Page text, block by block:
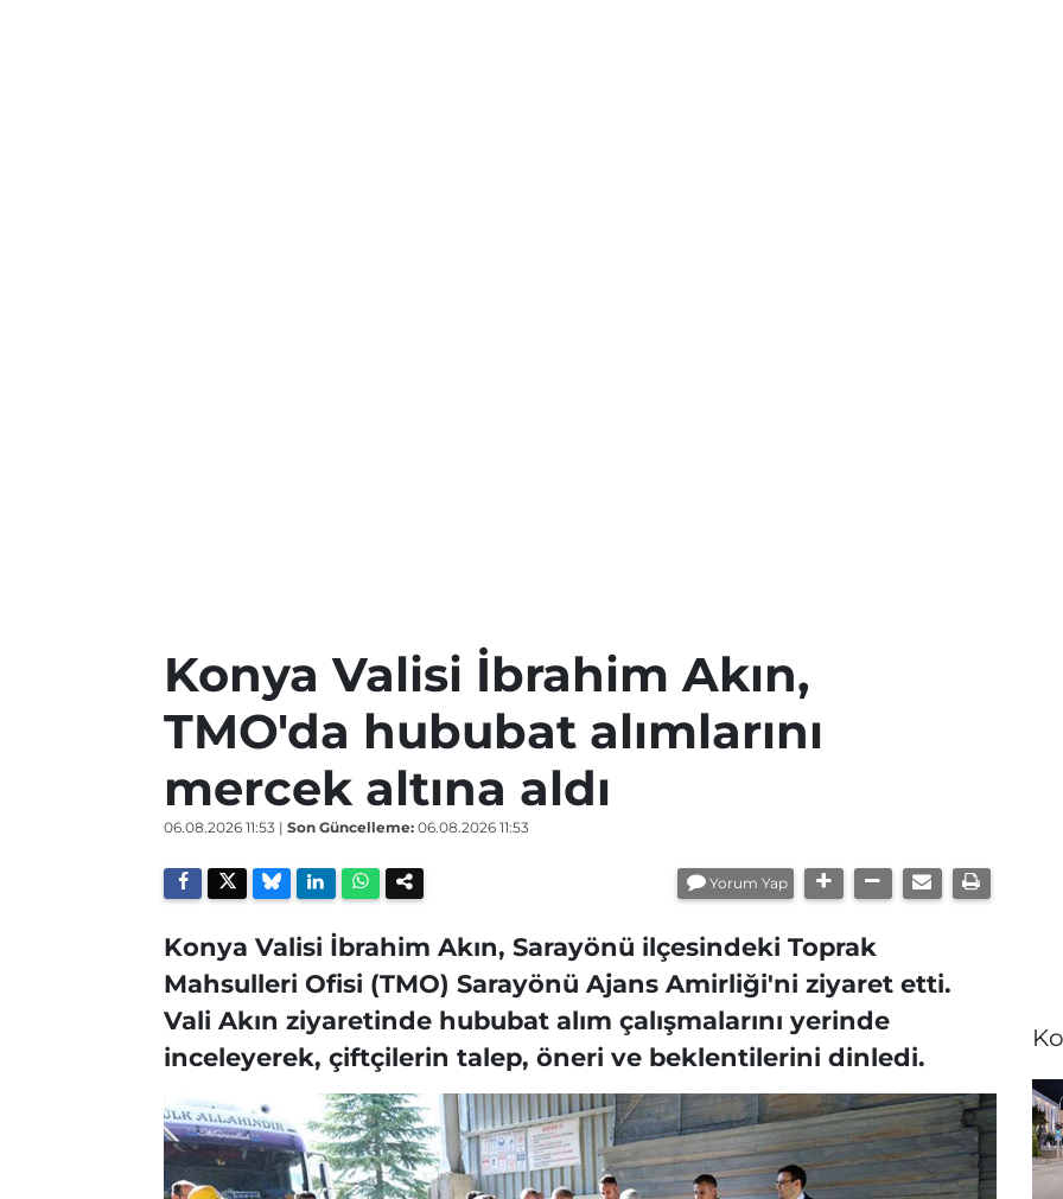
Konya Valisi İbrahim Akın,
TMO'da hububat alımlarını
mercek altına aldı
06.08.2026 11:53 | Son Güncelleme: 06.08.2026 11:53
Yorum Yap
Konya Valisi İbrahim Akın, Sarayönü ilçesindeki Toprak
Mahsulleri Ofisi (TMO) Sarayönü Ajans Amirliği'ni ziyaret etti.
Vali Akın ziyaretinde hububat alım çalışmalarını yerinde
inceleyerek, çiftçilerin talep, öneri ve beklentilerini dinledi.